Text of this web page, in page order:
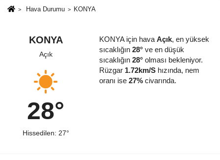
Hava Durumu KONYA
KONYA
Açık
28°
Hissedilen: 27°
KONYA için hava Açık, en yüksek
sıcaklığın 28°ve en düşük
sıcaklığın 28°olması bekleniyor.
Rüzgar 1.72km/Shızında, nem
oranı ise 27%civarında.